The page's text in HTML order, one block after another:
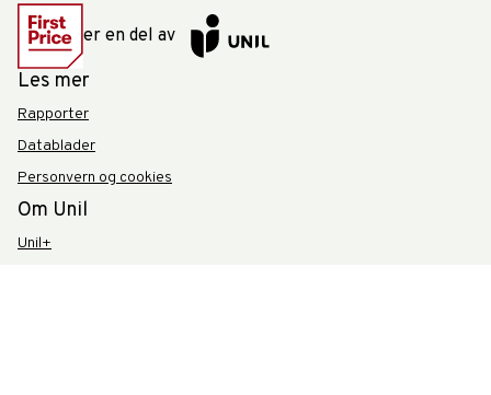
er en del av
Les mer
Rapporter
Datablader
Personvern og cookies
Om Unil
Unil+